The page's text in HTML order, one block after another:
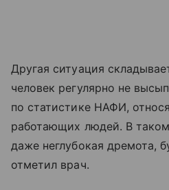
Другая ситуация
человек регулярно не
по статистике НАФИ,
работающих людей. В
даже неглубокая дремота,
отметил врач.